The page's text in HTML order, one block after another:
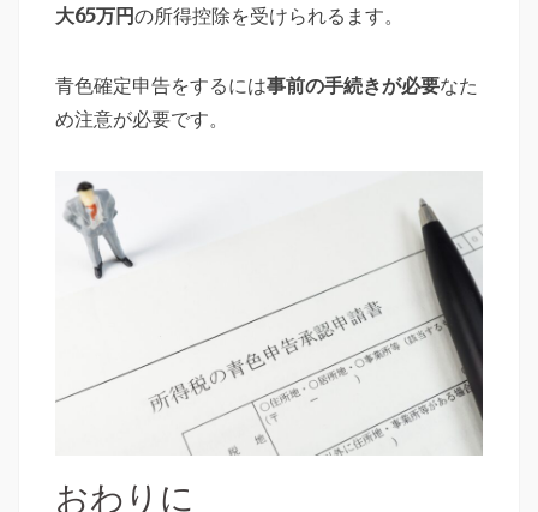
大65万円の所得控除を受けられるます。
青色確定申告をするには事前の手続きが必要なた
め注意が必要です。
おわりに